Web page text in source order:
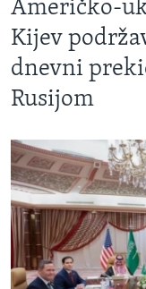
Američko-
Kijev
dnevni
Rusijom